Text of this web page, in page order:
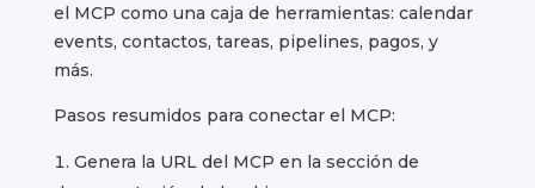
el MCP como una caja de herramientas: calendar
events, contactos, tareas, pipelines, pagos, y
más.
Pasos resumidos para conectar el MCP:
Genera la URL del MCP en la sección de